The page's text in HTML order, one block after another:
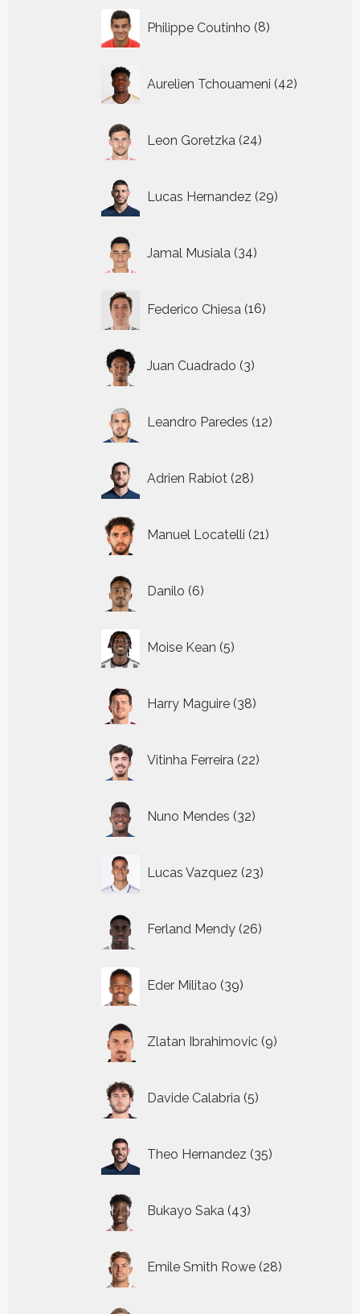
Philippe Coutinho 8
producten
Aurelien Tchouameni 42
producten
Leon Goretzka 24
producten
Lucas Hernandez 29
producten
Jamal Musiala 34
producten
Federico Chiesa 16
producten
Juan Cuadrado 3
producten
Leandro Paredes 12
producten
Adrien Rabiot 28
producten
Manuel Locatelli 21
producten
Danilo 6
producten
Moise Kean 5
producten
Harry Maguire 38
producten
Vitinha Ferreira 22
producten
Nuno Mendes 32
producten
Lucas Vazquez 23
producten
Ferland Mendy 26
producten
Eder Militao 39
producten
Zlatan Ibrahimovic 9
producten
Davide Calabria 5
producten
Theo Hernandez 35
producten
Bukayo Saka 43
producten
Emile Smith Rowe 28
producten